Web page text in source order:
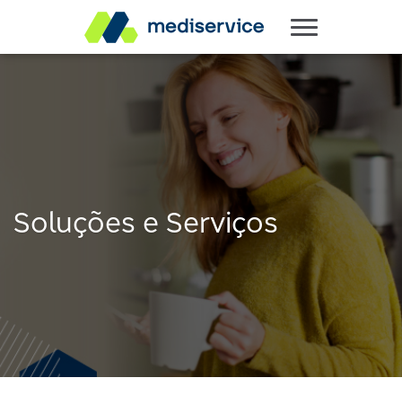
Soluções e Serviços